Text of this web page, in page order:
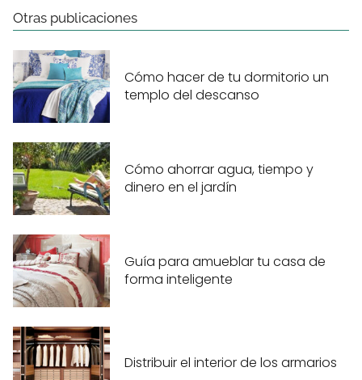
Otras publicaciones
Cómo hacer de tu dormitorio un
templo del descanso
Cómo ahorrar agua, tiempo y
dinero en el jardín
Guía para amueblar tu casa de
forma inteligente
Distribuir el interior de los armarios